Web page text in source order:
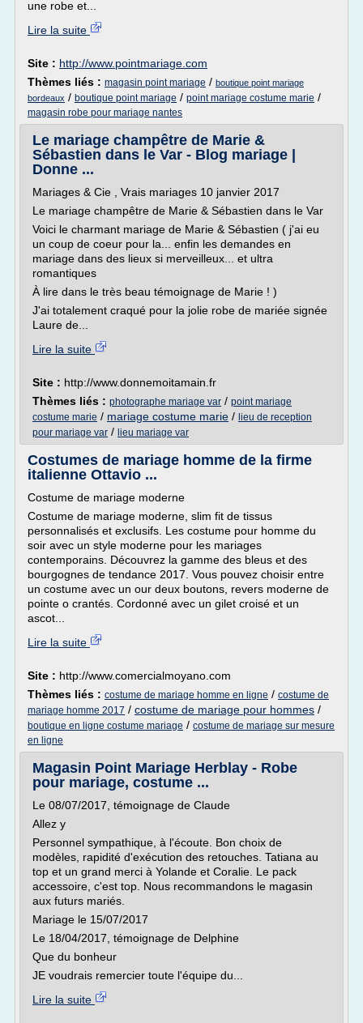
une robe et...
Lire la suite
Site : http://www.pointmariage.com
Thèmes liés : magasin point mariage / boutique point mariage
bordeaux / boutique point mariage / point mariage costume marie /
magasin robe pour mariage nantes
Le mariage champêtre de Marie &
Sébastien dans le Var - Blog mariage |
Donne ...
Mariages & Cie , Vrais mariages 10 janvier 2017
Le mariage champêtre de Marie & Sébastien dans le Var
Voici le charmant mariage de Marie & Sébastien ( j'ai eu
un coup de coeur pour la... enfin les demandes en
mariage dans des lieux si merveilleux... et ultra
romantiques
À lire dans le très beau témoignage de Marie ! )
J'ai totalement craqué pour la jolie robe de mariée signée
Laure de...
Lire la suite
Site : http://www.donnemoitamain.fr
Thèmes liés : photographe mariage var / point mariage
costume marie / mariage costume marie / lieu de reception
pour mariage var / lieu mariage var
Costumes de mariage homme de la firme
italienne Ottavio ...
Costume de mariage moderne
Costume de mariage moderne, slim fit de tissus
personnalisés et exclusifs. Les costume pour homme du
soir avec un style moderne pour les mariages
contemporains. Découvrez la gamme des bleus et des
bourgognes de tendance 2017. Vous pouvez choisir entre
un costume avec un our deux boutons, revers moderne de
pointe o crantés. Cordonné avec un gilet croisé et un
ascot...
Lire la suite
Site : http://www.comercialmoyano.com
Thèmes liés : costume de mariage homme en ligne / costume de
mariage homme 2017 / costume de mariage pour hommes /
boutique en ligne costume mariage / costume de mariage sur mesure
en ligne
Magasin Point Mariage Herblay - Robe
pour mariage, costume ...
Le 08/07/2017, témoignage de Claude
Allez y
Personnel sympathique, à l'écoute. Bon choix de
modèles, rapidité d'exécution des retouches. Tatiana au
top et un grand merci à Yolande et Coralie. Le pack
accessoire, c'est top. Nous recommandons le magasin
aux futurs mariés.
Mariage le 15/07/2017
Le 18/04/2017, témoignage de Delphine
Que du bonheur
JE voudrais remercier toute l'équipe du...
Lire la suite